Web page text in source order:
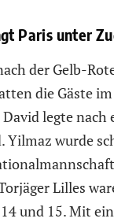
Paris unter
der Gelb-
die Gäste
legte
Yilmaz wurde
Lilles
und 15. Mit